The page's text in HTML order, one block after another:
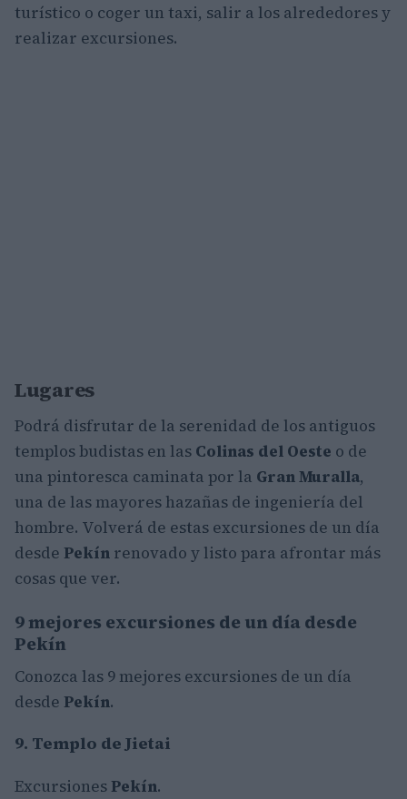
turístico o coger un taxi, salir a los alrededores y
realizar excursiones.
Lugares
Podrá disfrutar de la serenidad de los antiguos
templos budistas en las Colinas del Oeste o de
una pintoresca caminata por la Gran Muralla,
una de las mayores hazañas de ingeniería del
hombre. Volverá de estas excursiones de un día
desde Pekín renovado y listo para afrontar más
cosas que ver.
9 mejores excursiones de un día desde
Pekín
Conozca las 9 mejores excursiones de un día
desde Pekín.
9. Templo de Jietai
Excursiones Pekín.